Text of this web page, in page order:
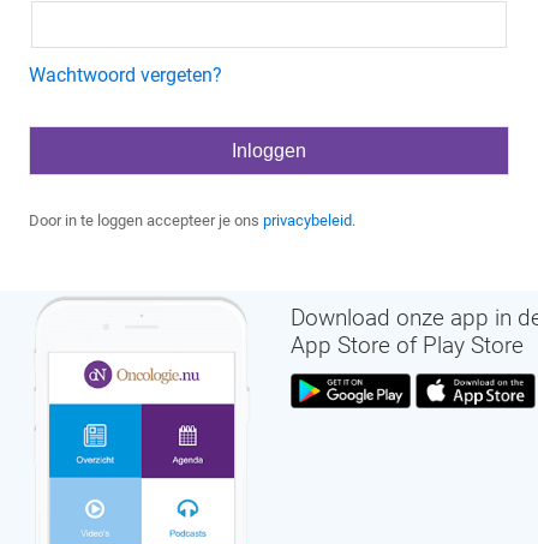
Wachtwoord vergeten?
Door in te loggen accepteer je ons privacybeleid.
Download onze app in
App Store of Play Store